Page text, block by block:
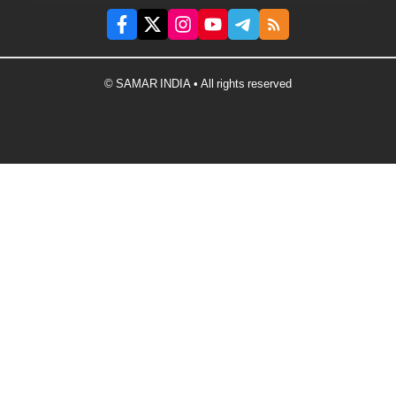
© SAMAR INDIA • All rights reserved